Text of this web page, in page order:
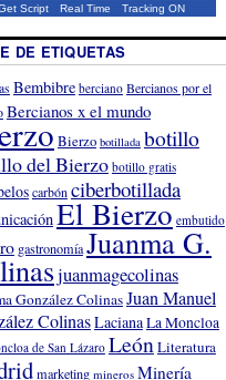
Script Real Time Tracking ON
DE ETIQUETAS
Bembibre berciano Bercianos por el
Bercianos x el mundo
Bierzo botillada botillo
del Bierzo botillo gratis
carbón ciberbotillada
El Bierzo embutido
gastronomíaJuanma G.
juanmagecolinas
González ColinasJuan Manuel
ColinasLacianaLa Moncloa
de San Lázaro LeónLiteratura
marketing mineros Minería